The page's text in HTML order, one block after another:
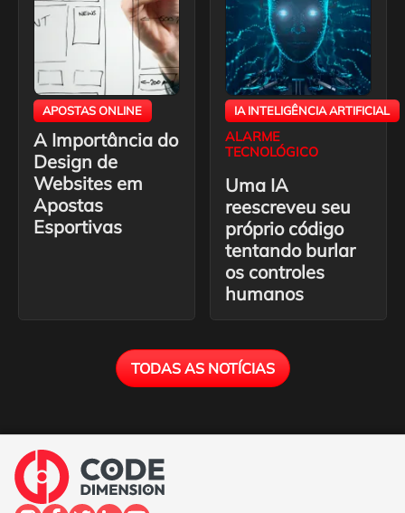
APOSTAS ONLINE
A Importância do
Design de
Websites em
Apostas
Esportivas
IA INTELIGÊNCIA ARTIFICIAL
ALARME
TECNOLÓGICO
Uma IA
reescreveu seu
próprio código
tentando burlar
os controles
humanos
TODAS AS NOTÍCIAS